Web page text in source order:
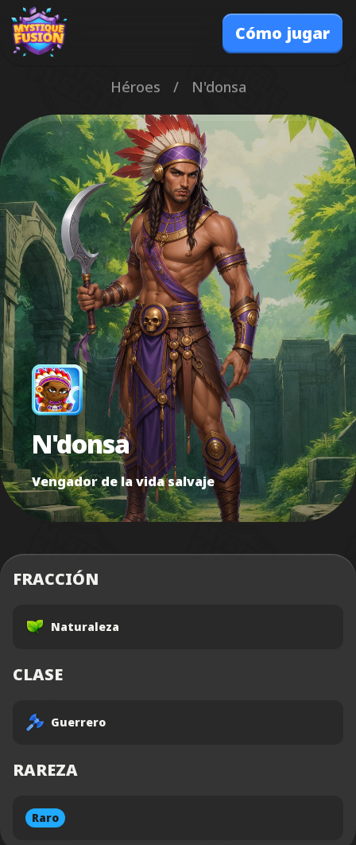
Cómo jugar
Héroes / N'donsa
N'donsa
Vengador de la vida salvaje
FRACCIÓN
Naturaleza
CLASE
Guerrero
RAREZA
Raro